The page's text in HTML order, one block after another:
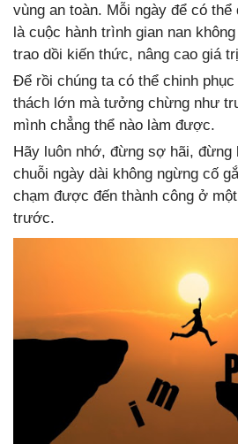
vùng an toàn. Mỗi ngày để có
là cuộc hành trình gian nan
trao dồi kiến thức, nâng cao giá
Để rồi chúng ta có thể chinh
thách lớn mà tưởng chừng như
mình chẳng thể nào làm được.
Hãy luôn nhớ, đừng sợ hãi, đừng
chuỗi ngày dài không ngừng cố
chạm được đến thành công ở
trước.